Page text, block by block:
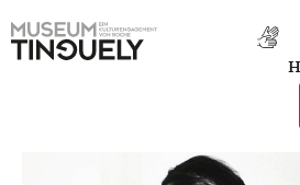
Hauptnavigation
to
Late Thursday Menu